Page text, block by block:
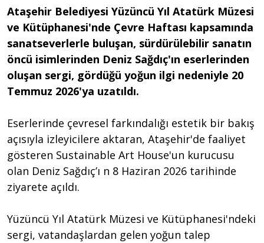
Ataşehir Belediyesi Yüzüncü Yıl Atatürk Müzesi
ve Kütüphanesi'nde Çevre Haftası kapsamında
sanatseverlerle buluşan, sürdürülebilir sanatın
öncü isimlerinden Deniz Sağdıç'ın eserlerinden
oluşan sergi, gördüğü yoğun ilgi nedeniyle 20
Temmuz 2026'ya uzatıldı.
Eserlerinde çevresel farkındalığı estetik bir bakış
açısıyla izleyicilere aktaran, Ataşehir'de faaliyet
gösteren Sustainable Art House'un kurucusu
olan Deniz Sağdıç’ı n 8 Haziran 2026 tarihinde
ziyarete açıldı.
Yüzüncü Yıl Atatürk Müzesi ve Kütüphanesi'ndeki
sergi, vatandaşlardan gelen yoğun talep